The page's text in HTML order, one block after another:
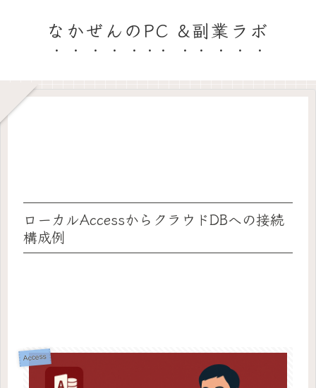
なかぜんのPC &副業ラボ
ローカルAccessからクラウドDBへの接続
構成例
Access